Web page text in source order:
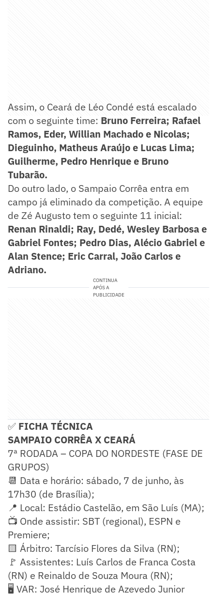
Assim, o Ceará de Léo Condé está escalado
com o seguinte time: Bruno Ferreira; Rafael
Ramos, Eder, Willian Machado e Nicolas;
Dieguinho, Matheus Araújo e Lucas Lima;
Guilherme, Pedro Henrique e Bruno
Tubarão.
Do outro lado, o Sampaio Corrêa entra em
campo já eliminado da competição. A equipe
de Zé Augusto tem o seguinte 11 inicial:
Renan Rinaldi; Ray, Dedé, Wesley Barbosa e
Gabriel Fontes; Pedro Dias, Alécio Gabriel e
Alan Stence; Eric Carral, João Carlos e
Adriano.
CONTINUA
APÓS A
PUBLICIDADE
✅ FICHA TÉCNICA
SAMPAIO CORRÊA X CEARÁ
7ª RODADA – COPA DO NORDESTE (FASE DE
GRUPOS)
📆 Data e horário: sábado, 7 de junho, às
17h30 (de Brasília);
📍 Local: Estádio Castelão, em São Luís (MA);
📺 Onde assistir: SBT (regional), ESPN e
Premiere;
🟨 Árbitro: Tarcísio Flores da Silva (RN);
🚩 Assistentes: Luís Carlos de Franca Costa
(RN) e Reinaldo de Souza Moura (RN);
🖥️ VAR: José Henrique de Azevedo Junior